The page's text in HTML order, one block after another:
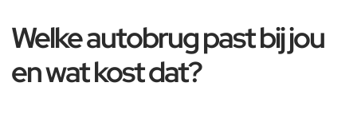
Welke autobrug past bij jou
en wat kost dat?